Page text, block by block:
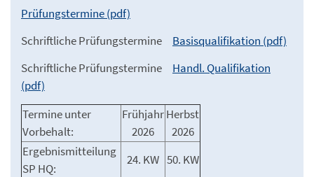
Prüfungstermine (pdf)
Schriftliche Prüfungstermine Basisqualifikation (pdf)
Schriftliche Prüfungstermine Handl. Qualifikation
(pdf)
Termine unter
Vorbehalt:
Frühjahr
2026
Herbst
2026
Ergebnismitteilung
SP HQ:
24. KW 50. KW